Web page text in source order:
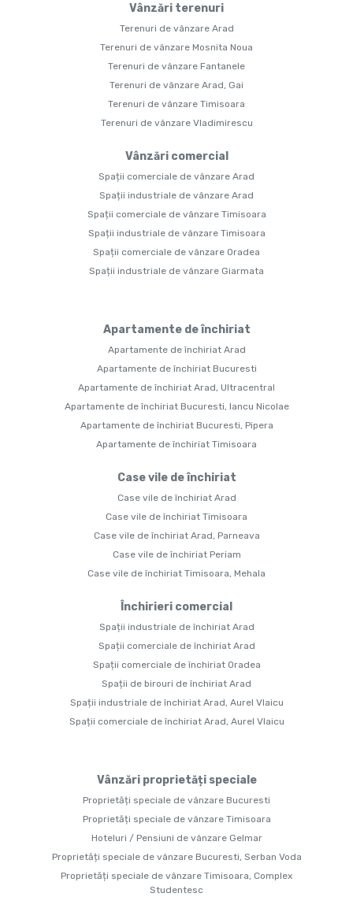
Vânzări terenuri
Terenuri de vânzare Arad
Terenuri de vânzare Mosnita Noua
Terenuri de vânzare Fantanele
Terenuri de vânzare Arad, Gai
Terenuri de vânzare Timisoara
Terenuri de vânzare Vladimirescu
Vânzări comercial
Spații comerciale de vânzare Arad
Spații industriale de vânzare Arad
Spații comerciale de vânzare Timisoara
Spații industriale de vânzare Timisoara
Spații comerciale de vânzare Oradea
Spații industriale de vânzare Giarmata
Apartamente de închiriat
Apartamente de închiriat Arad
Apartamente de închiriat Bucuresti
Apartamente de închiriat Arad, Ultracentral
Apartamente de închiriat Bucuresti, Iancu Nicolae
Apartamente de închiriat Bucuresti, Pipera
Apartamente de închiriat Timisoara
Case vile de închiriat
Case vile de închiriat Arad
Case vile de închiriat Timisoara
Case vile de închiriat Arad, Parneava
Case vile de închiriat Periam
Case vile de închiriat Timisoara, Mehala
Închirieri comercial
Spații industriale de închiriat Arad
Spații comerciale de închiriat Arad
Spații comerciale de închiriat Oradea
Spații de birouri de închiriat Arad
Spații industriale de închiriat Arad, Aurel Vlaicu
Spații comerciale de închiriat Arad, Aurel Vlaicu
Vânzări proprietăți speciale
Proprietăți speciale de vânzare Bucuresti
Proprietăți speciale de vânzare Timisoara
Hoteluri / Pensiuni de vânzare Gelmar
Proprietăți speciale de vânzare Bucuresti, Serban Voda
Proprietăți speciale de vânzare Timisoara, Complex
Studentesc